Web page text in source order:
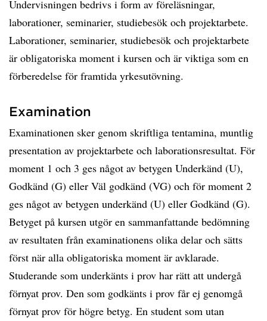
Undervisningen bedrivs i form av föreläsningar,
laborationer, seminarier, studiebesök och projektarbete.
Laborationer, seminarier, studiebesök och projektarbete
är obligatoriska moment i kursen och är viktiga som en
förberedelse för framtida yrkesutövning.
Examination
Examinationen sker genom skriftliga tentamina, muntlig
presentation av projektarbete och laborationsresultat. För
moment 1 och 3 ges något av betygen Underkänd (U),
Godkänd (G) eller Väl godkänd (VG) och för moment 2
ges något av betygen underkänd (U) eller Godkänd (G).
Betyget på kursen utgör en sammanfattande bedömning
av resultaten från examinationens olika delar och sätts
först när alla obligatoriska moment är avklarade.
Studerande som underkänts i prov har rätt att undergå
förnyat prov. Den som godkänts i prov får ej genomgå
förnyat prov för högre betyg. En student som utan